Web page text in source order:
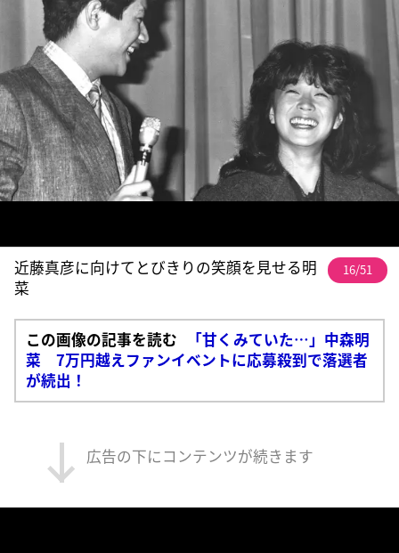
近藤真彦に向けてとびきりの笑顔を見せる明
菜
16/51
この画像の記事を読む
「甘くみていた…」中森明
菜 7万円越えファンイベントに応募殺到で落選者
が続出！
広告の下にコンテンツが続きます